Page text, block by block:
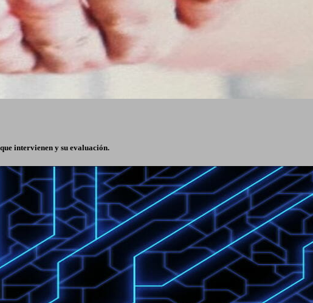
intervienen y su evaluación.